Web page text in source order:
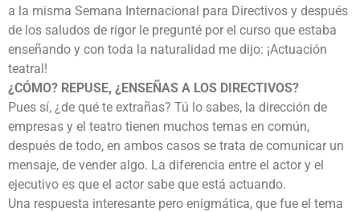
a la misma Semana Internacional para Directivos y después
de los saludos de rigor le pregunté por el curso que estaba
enseñando y con toda la naturalidad me dijo: ¡Actuación
teatral!
¿CÓMO? REPUSE, ¿ENSEÑAS A LOS DIRECTIVOS?
Pues sí, ¿de qué te extrañas? Tú lo sabes, la dirección de
empresas y el teatro tienen muchos temas en común,
después de todo, en ambos casos se trata de comunicar un
mensaje, de vender algo. La diferencia entre el actor y el
ejecutivo es que el actor sabe que está actuando.
Una respuesta interesante pero enigmática, que fue el tema